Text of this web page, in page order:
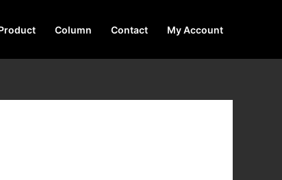
Column Contact My Account